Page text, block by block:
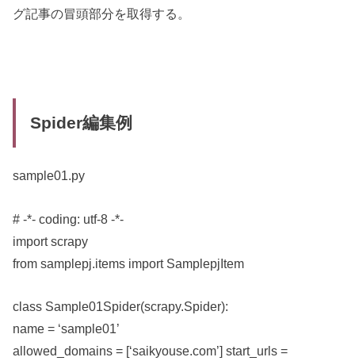
グ記事の冒頭部分を取得する。
Spider編集例
sample01.py
# -*- coding: utf-8 -*-
import scrapy
from samplepj.items import SamplepjItem
class Sample01Spider(scrapy.Spider):
name = ‘sample01’
allowed_domains = [‘saikyouse.com’] start_urls =